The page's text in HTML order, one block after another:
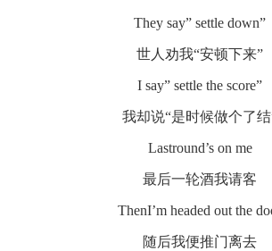
They say” settle down”
世人劝我“安顿下来”
I say” settle the score”
我却说“是时候做个了结
Lastround’s on me
最后一轮酒我请客
ThenI’m headed out the
随后我便推门离去